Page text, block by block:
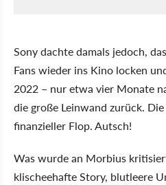
Sony dachte damals jedoch,
Fans wieder ins Kino locken
2022 – nur etwa vier Monate
die große Leinwand zurück.
finanzieller Flop. Autsch!
Was wurde an Morbius
klischeehafte Story, blutleere